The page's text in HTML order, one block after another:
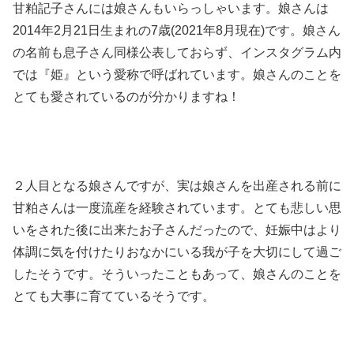
甘粕記子さんには娘さんもいらっしゃいます。娘さんは
2014年2月21日生まれの7歳(2021年8月現在)です。娘さん
の名前も息子さん同様公表しておらず、インスタグラム内
では『姫』という愛称で呼ばれています。娘さんのことを
とても愛されているのが分かりますね！
２人目となる娘さんですが、実は娘さんを出産される前に
甘粕さんは一度流産を経験されています。とても悲しい思
いをされた後に出来たお子さんだったので、妊娠中はより
体調に気を付けたりおなかにいる我が子を大切にして過ご
したそうです。そういったこともあって、娘さんのことを
とても大事に育てているそうです。